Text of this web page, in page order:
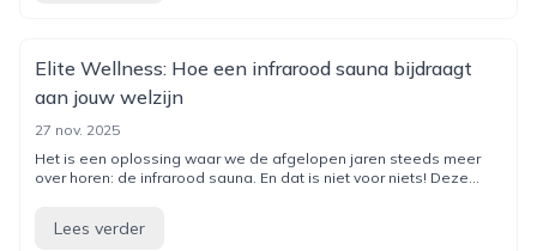
Elite Wellness: Hoe een infrarood sauna bijdraagt
aan jouw welzijn
27 nov. 2025
Het is een oplossing waar we de afgelopen jaren steeds meer
over horen: de infrarood sauna. En dat is niet voor niets! Deze...
Lees verder